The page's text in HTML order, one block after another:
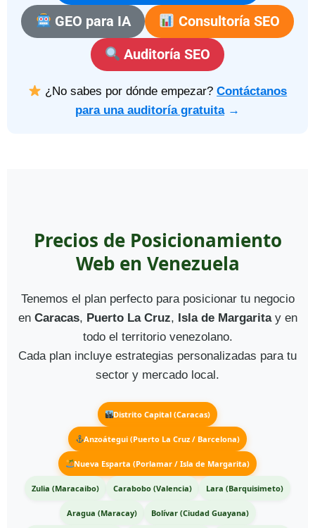
GEO para IA
Consultoría SEO
Auditoría SEO
¿No sabes por dónde empezar?Contáctanos
para una auditoría gratuita→
Precios de Posicionamiento
Web en Venezuela
Tenemos el plan perfecto para posicionar tu negocio
en Caracas, Puerto La Cruz, Isla de Margaritay en
todo el territorio venezolano.
Cada plan incluye estrategias personalizadas para tu
sector y mercado local.
Distrito Capital (Caracas)
Anzoátegui (Puerto La Cruz / Barcelona)
Nueva Esparta (Porlamar / Isla de Margarita)
Zulia (Maracaibo) Carabobo (Valencia) Lara (Barquisimeto)
Aragua (Maracay) Bolívar (Ciudad Guayana)